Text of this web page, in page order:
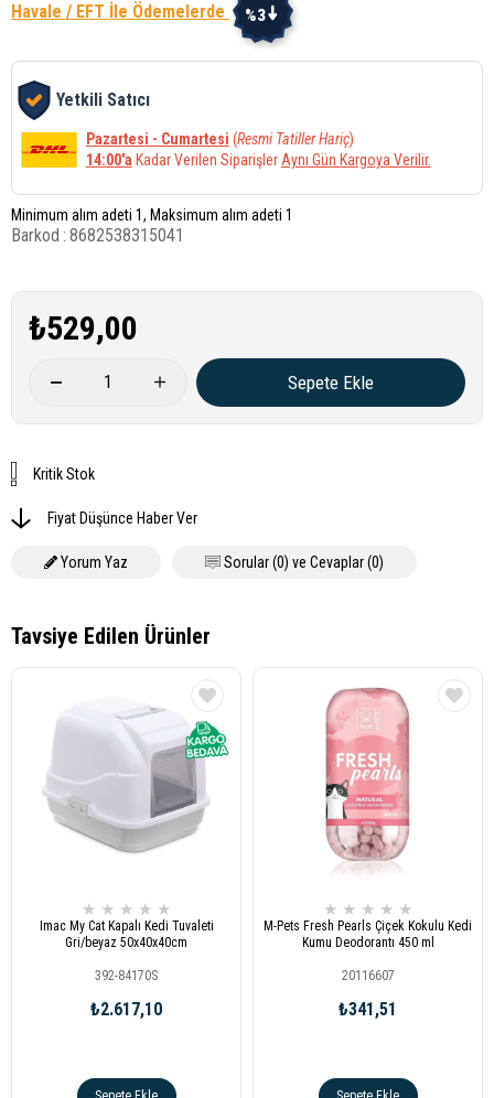
Havale / EFT İle Ödemelerde %3
Yetkili Satıcı
Pazartesi - Cumartesi (Resmi Tatiller Hariç)
14:00'a Kadar Verilen Siparişler Aynı Gün Kargoya Verilir.
Minimum alım adeti 1, Maksimum alım adeti 1
Barkod : 8682538315041
₺529,00
Kritik Stok
Fiyat Düşünce Haber Ver
Yorum Yaz Sorular (0) ve Cevaplar (0)
★ ★ ★ ★ ★
Imac My Cat Kapalı Kedi Tuvaleti
Gri/beyaz 50x40x40cm
392-84170S
₺2.617,10
★ ★ ★ ★ ★
M-Pets Fresh Pearls Çiçek Kokulu Kedi
Kumu Deodorantı 450 ml
20116607
₺341,51